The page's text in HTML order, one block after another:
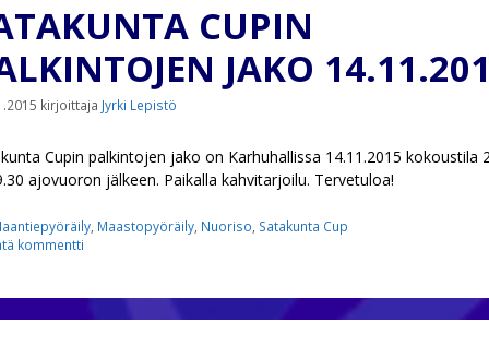
CUPIN
JAKO
kirjoittaja Jyrki Lepistö
Cupin palkintojen jako on Karhuhallissa 14.11.2015 kokoustila
ajovuoron jälkeen. Paikalla kahvitarjoilu. Tervetuloa!
, Maastopyöräily, Nuoriso, Satakunta Cup
kommentti